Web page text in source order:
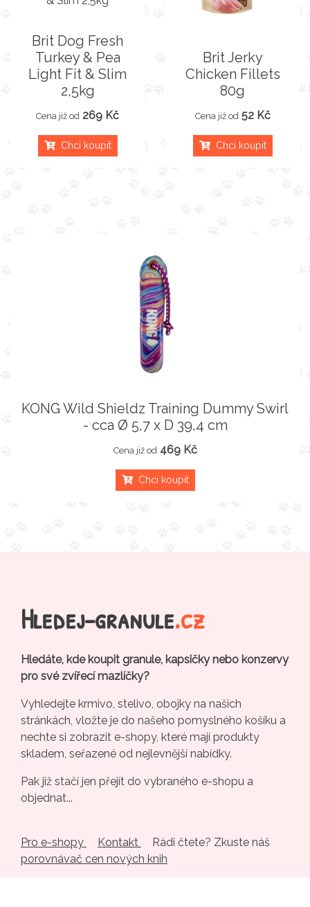
Brit Dog Fresh
Turkey & Pea
Light Fit & Slim
2,5kg
Cena již od 269 Kč
Chci koupit
Brit Jerky
Chicken Fillets
80g
Cena již od 52 Kč
Chci koupit
KONG Wild Shieldz Training Dummy Swirl
- cca Ø 5,7 x D 39,4 cm
Cena již od 469 Kč
Chci koupit
Hledej-granule.cz
Hledáte, kde koupit granule, kapsičky nebo konzervy
pro své zvířecí mazlíčky?
Vyhledejte krmivo, stelivo, obojky na našich
stránkách, vložte je do našeho pomyslného košíku a
nechte si zobrazit e-shopy, které mají produkty
skladem, seřazené od nejlevnější nabídky.
Pak již stačí jen přejít do vybraného e-shopu a
objednat...
Pro e-shopy Kontakt
Rádi čtete? Zkuste náš
porovnávač cen nových knih